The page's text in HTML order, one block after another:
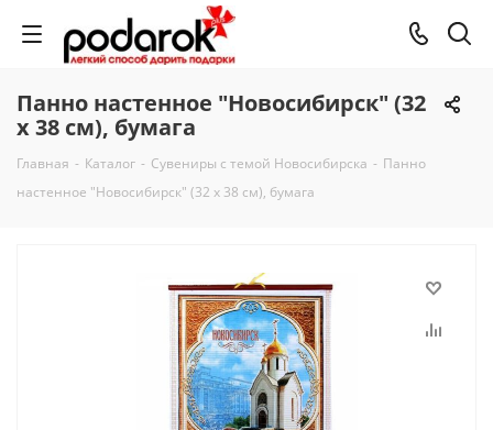
Панно настенное "Новосибирск" (32
х 38 см), бумага
Главная - Каталог - Сувениры с темой Новосибирска - Панно
настенное "Новосибирск" (32 х 38 см), бумага